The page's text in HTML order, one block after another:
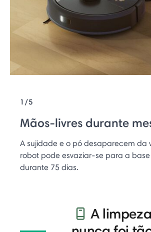
1/5
Mãos-livres durante
A sujidade e o pó desaparecem da
robot pode esvaziar-se para a base
durante 75 dias.
A limpeza